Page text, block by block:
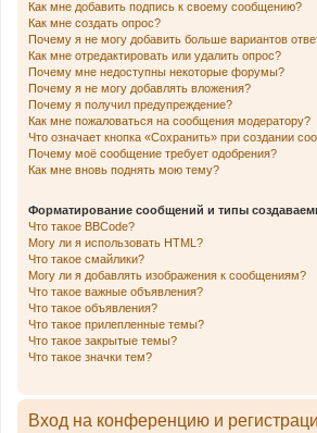
Как мне добавить подпись к своему сообщению?
Как мне создать опрос?
Почему я не могу добавить больше вариантов
Как мне отредактировать или удалить опрос?
Почему мне недоступны некоторые форумы?
Почему я не могу добавлять вложения?
Почему я получил предупреждение?
Как мне пожаловаться на сообщения модератору?
Что означает кнопка «Сохранить» при создании
Почему моё сообщение требует одобрения?
Как мне вновь поднять мою тему?
Форматирование сообщений и типы
Что такое BBCode?
Могу ли я использовать HTML?
Что такое смайлики?
Могу ли я добавлять изображения к сообщениям?
Что такое важные объявления?
Что такое объявления?
Что такое прилепленные темы?
Что такое закрытые темы?
Что такое значки тем?
Вход на конференцию и